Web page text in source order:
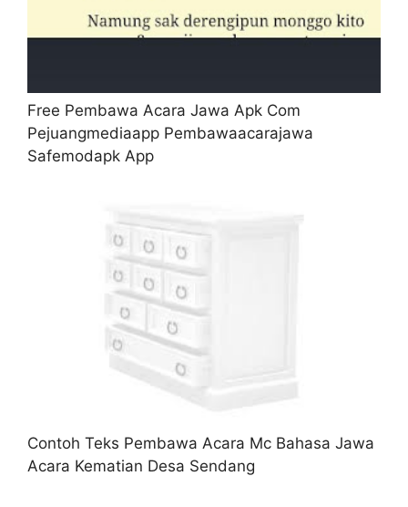
Free Pembawa Acara Jawa Apk Com
Pejuangmediaapp Pembawaacarajawa
Safemodapk App
Contoh Teks Pembawa Acara Mc Bahasa Jawa
Acara Kematian Desa Sendang